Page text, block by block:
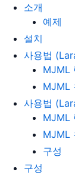
소개
예제
설치
사용법
MJML
MJML
사용법
MJML
MJML
구성
구성